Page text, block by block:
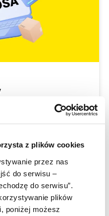
z plików cookies
przez nas
do serwisu –
do serwisu”.
plików
poniżej możesz
w
nim odpowiedź,